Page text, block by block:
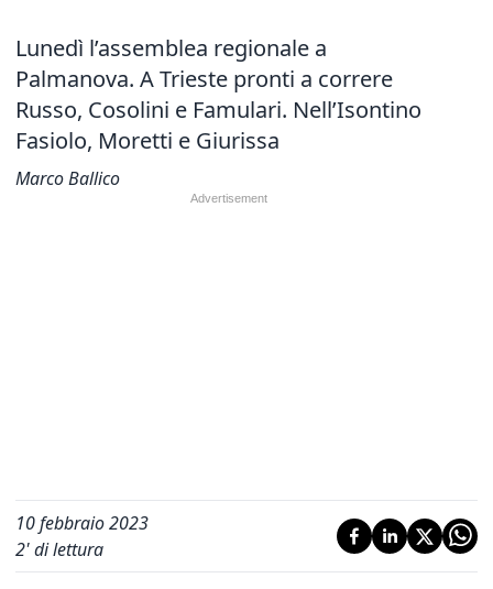
Lunedì l’assemblea regionale a
Palmanova. A Trieste pronti a correre
Russo, Cosolini e Famulari. Nell’Isontino
Fasiolo, Moretti e Giurissa
Marco Ballico
10 febbraio 2023
2' di lettura